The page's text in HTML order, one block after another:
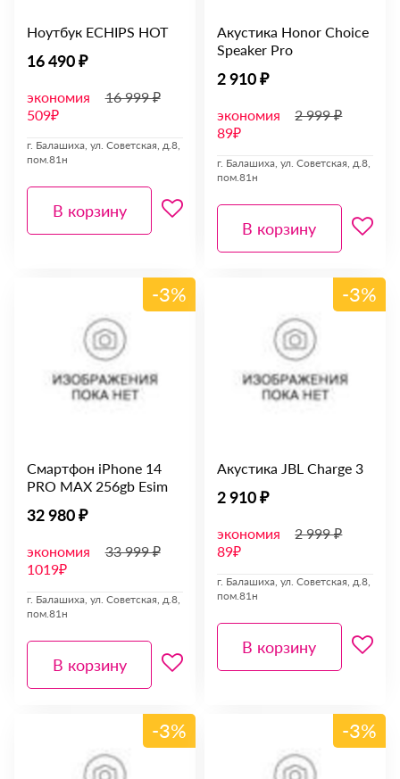
Ноутбук ECHIPS HOT
16 490 ₽
экономия
509₽
16 999 ₽
г. Балашиха, ул. Советская, д.8,
пом.81н
В корзину
Акустика Honor Choice
Speaker Pro
2 910 ₽
экономия
89₽
2 999 ₽
г. Балашиха, ул. Советская, д.8,
пом.81н
В корзину
-3%
Смартфон iPhone 14
PRO MAX 256gb Esim
32 980 ₽
экономия
1019₽
33 999 ₽
г. Балашиха, ул. Советская, д.8,
пом.81н
В корзину
-3%
Акустика JBL Charge 3
2 910 ₽
экономия
89₽
2 999 ₽
г. Балашиха, ул. Советская, д.8,
пом.81н
В корзину
-3% -3%